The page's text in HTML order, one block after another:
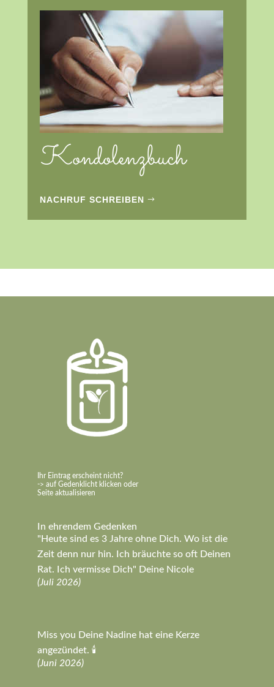
Kondolenzbuch
NACHRUF SCHREIBEN
Ihr Eintrag erscheint nicht?
-> auf Gedenklicht klicken oder
Seite aktualisieren
In ehrendem Gedenken
"Heute sind es 3 Jahre ohne Dich. Wo ist die
Zeit denn nur hin. Ich bräuchte so oft Deinen
Rat. Ich vermisse Dich" Deine Nicole
(Juli 2026)
Miss you Deine Nadine hat eine Kerze
angezündet. 🕯️
(Juni 2026)